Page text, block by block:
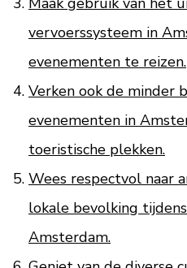
vervoerssysteem in
evenementen te reizen.
Verken ook de minder
evenementen in
toeristische plekken.
Wees respectvol naar
lokale bevolking
Amsterdam.